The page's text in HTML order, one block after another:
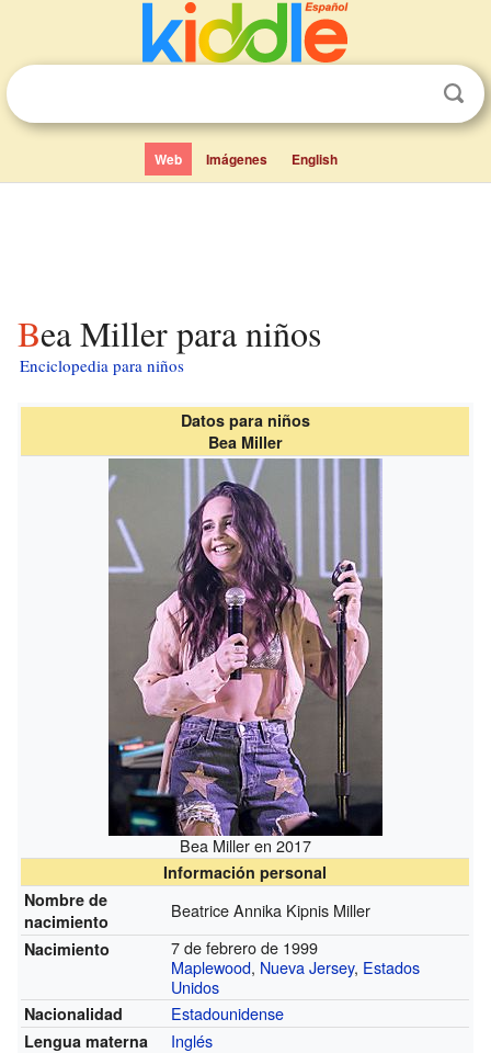
Web Imágenes English
Bea Miller para niños
Enciclopedia para niños
Datos para niños
Bea Miller
Bea Miller en 2017
Información personal
Nombre de
nacimiento
Beatrice Annika Kipnis Miller
Nacimiento
7 de febrero de 1999
Maplewood, Nueva Jersey, Estados
Unidos
Nacionalidad Estadounidense
Lengua materna Inglés